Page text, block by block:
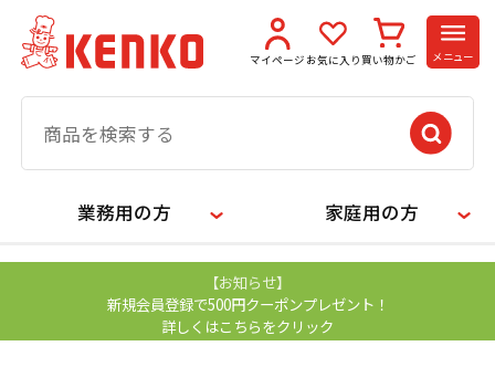
マイページ お気に入り 買い物かご メニュー
業務用の方 家庭用の方
【お知らせ】
新規会員登録で500円クーポンプレゼント！
詳しくはこちらをクリック